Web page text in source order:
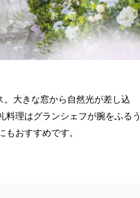
大きな窓から自然光が差し込
料理はグランシェフが腕をふるう
おすすめです。